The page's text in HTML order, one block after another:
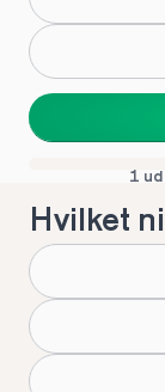
1
Hvilket